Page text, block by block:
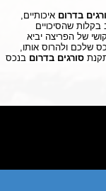
בדרום איכותיים,
שהסיכויים
של הפריצה יביא
שלכם ולהרוס אותו,
סורגים בדרום בנכס